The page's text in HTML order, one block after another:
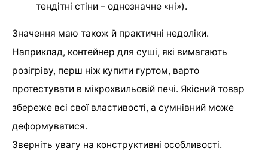
тендітні стіни – однозначне «ні»).
Значення маю також й практичні недоліки.
Наприклад, контейнер для суші, які вимагають
розігріву, перш ніж купити гуртом, варто
протестувати в мікрохвильовій печі. Якісний товар
збереже всі свої властивості, а сумнівний може
деформуватися.
Зверніть увагу на конструктивні особливості.